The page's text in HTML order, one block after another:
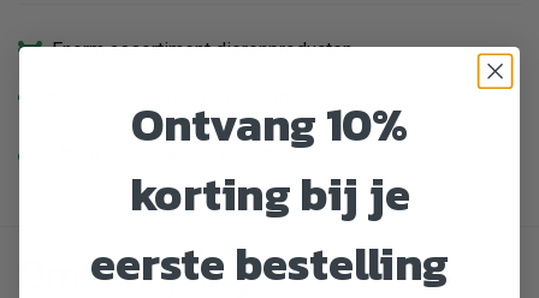
Enorm assortiment dierenproducten
Veilig en gemakkelijk betalen
Omschrijving
Ontvang 10%
korting bij je
eerste bestelling